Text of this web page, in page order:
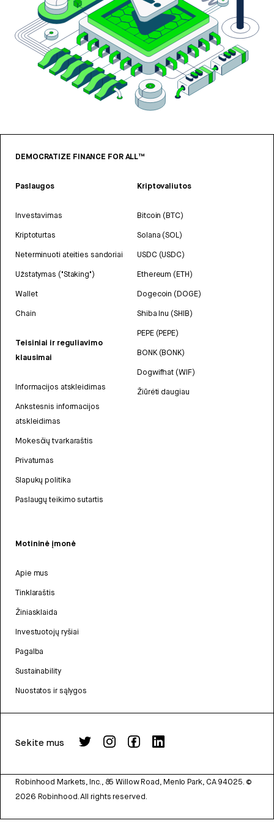
DEMOCRATIZE FINANCE FOR ALL™
Paslaugos
Investavimas
Kriptoturtas
Neterminuoti ateities sandoriai
Užstatymas ("Staking")
Wallet
Chain
Teisiniai ir reguliavimo
klausimai
Informacijos atskleidimas
Ankstesnis informacijos
atskleidimas
Mokesčių tvarkaraštis
Privatumas
Slapukų politika
Paslaugų teikimo sutartis
Kriptovaliutos
Bitcoin (BTC)
Solana (SOL)
USDC (USDC)
Ethereum (ETH)
Dogecoin (DOGE)
Shiba Inu (SHIB)
PEPE (PEPE)
BONK (BONK)
Dogwifhat (WIF)
Žiūrėti daugiau
Motininė įmonė
Apie mus
Tinklaraštis
Žiniasklaida
Investuotojų ryšiai
Pagalba
Sustainability
Nuostatos ir sąlygos
Sekite mus
Robinhood Markets, Inc., 85 Willow Road, Menlo Park, CA 94025. ©
2026 Robinhood. All rights reserved.